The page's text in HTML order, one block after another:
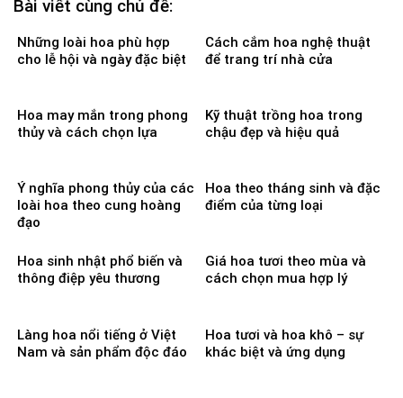
Bài viết cùng chủ đề:
Những loài hoa phù hợp
cho lễ hội và ngày đặc biệt
Cách cắm hoa nghệ thuật
để trang trí nhà cửa
Hoa may mắn trong phong
thủy và cách chọn lựa
Kỹ thuật trồng hoa trong
chậu đẹp và hiệu quả
Ý nghĩa phong thủy của các
loài hoa theo cung hoàng
đạo
Hoa theo tháng sinh và đặc
điểm của từng loại
Hoa sinh nhật phổ biến và
thông điệp yêu thương
Giá hoa tươi theo mùa và
cách chọn mua hợp lý
Làng hoa nổi tiếng ở Việt
Nam và sản phẩm độc đáo
Hoa tươi và hoa khô – sự
khác biệt và ứng dụng